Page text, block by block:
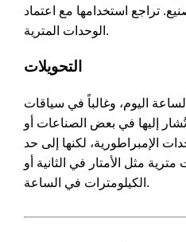
تراجع استخدامها مع اعتماد
الوحدات المترية.
التحويلات
اليوم، وغالباً في سياقات
إليها في بعض الصناعات أو
الإمبراطورية، لكنها إلى حد
مثل الأمتار في الثانية أو
الكيلومترات في الساعة.